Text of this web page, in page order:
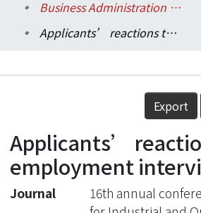
Research Outputs
Statistics
Business Administration / 工商管理學系暨商學研究所
Applicants’ reactions to the employment interview.
Details
Export
Applicants’
employment
Journal
16th annual